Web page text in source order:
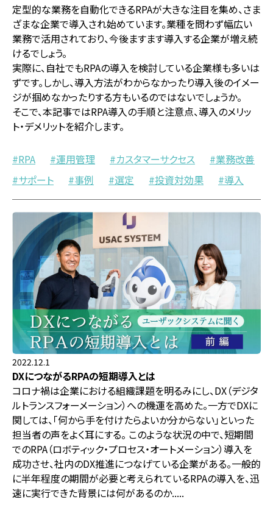
定型的な業務を自動化できるRPAが大きな注目を集め、さま
ざまな企業で導入され始めています。業種を問わず幅広い
業務で活用されており、今後ますます導入する企業が増え続
けるでしょう。
実際に、自社でもRPAの導入を検討している企業様も多いは
ずです。しかし、導入方法がわからなかったり導入後のイメー
ジが掴めなかったりする方もいるのではないでしょうか。
そこで、本記事ではRPA導入の手順と注意点、導入のメリッ
ト・デメリットを紹介します。
RPA 運用管理 カスタマーサクセス
業務改善
サポート
事例 選定 投資対効果 導入
2022.12.1
DXにつながるRPAの短期導入とは
コロナ禍は企業における組織課題を明るみにし、DX（デジタ
ルトランスフォーメーション）への機運を高めた。一方でDXに
関しては、「何から手を付けたらよいか分からない」といった
担当者の声をよく耳にする。 このような状況の中で、短期間
でのRPA（ロボティック・プロセス・オートメーション）導入を
成功させ、社内のDX推進につなげている企業がある。一般的
に半年程度の期間が必要と考えられているRPAの導入を、迅
速に実行できた背景には何があるのか.....